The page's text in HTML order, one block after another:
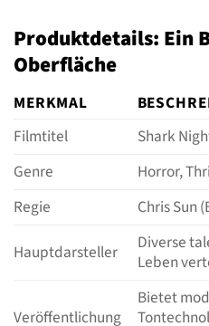
Produktdetails: Ein
Oberfläche
MERKMAL
Filmtitel
Shark
Genre
Horror,
Regie
Chris Sun
Hauptdarsteller
Diverse
Leben
Veröffentlichung
Bietet